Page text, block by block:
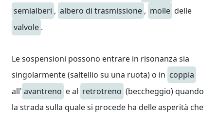
semialberi , albero di trasmissione , molle delle
valvole .
Le sospensioni possono entrare in risonanza sia
singolarmente (saltellio su una ruota) o in coppia
all' avantreno e al retrotreno (beccheggio) quando
la strada sulla quale si procede ha delle asperità che